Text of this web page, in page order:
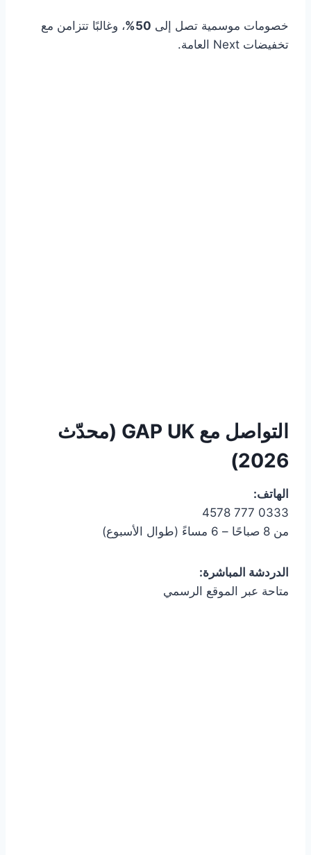
خصومات موسمية تصل إلى 50%
، وغالبًا تتزامن مع
تخفيضات Next العامة.
التواصل مع GAP UK (محدّث
2026)
الهاتف:
0333 777 4578
من 8 صباحًا – 6 مساءً (طوال الأسبوع)
الدردشة المباشرة:
متاحة عبر الموقع الرسمي